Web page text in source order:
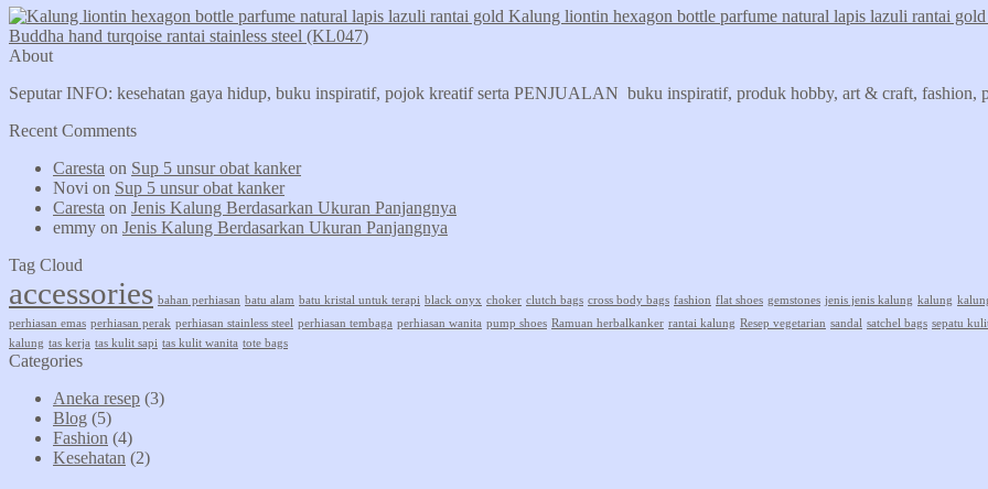
Kalung liontin hexagon bottle parfume natural lapis lazuli rantai
Buddha hand turqoise rantai stainless steel (KL047)
About
Seputar INFO: kesehatan gaya hidup, buku inspiratif, pojok kreatif serta PENJUALAN buku inspiratif, produk hobby, art & craft, fashion,
Recent Comments
Caresta on Sup 5 unsur obat kanker
Novi on Sup 5 unsur obat kanker
Caresta on Jenis Kalung Berdasarkan Ukuran Panjangnya
emmy on Jenis Kalung Berdasarkan Ukuran Panjangnya
Tag Cloud
accessories bahan perhiasan batu alam batu kristal untuk terapi black onyx choker clutch bags cross body bags fashion flat shoes gemstones jenis jenis kalung kalung
perhiasan emas perhiasan perak perhiasan stainless steel perhiasan tembaga perhiasan wanita pump shoes Ramuan herbalkanker rantai kalung Resep vegetarian sandal satchel bags sepatu
kalung tas kerja tas kulit sapi tas kulit wanita tote bags
Categories
Aneka resep (3)
Blog (5)
Fashion (4)
Kesehatan (2)